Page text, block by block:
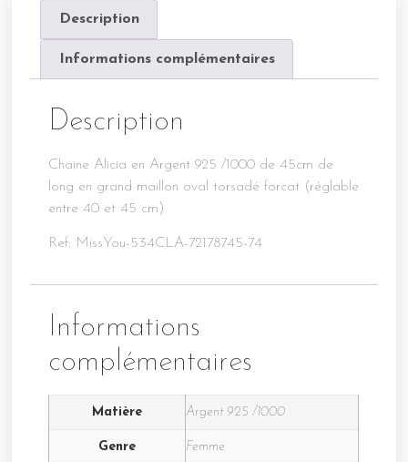
Description
Informations complémentaires
Description
Chaine Alicia en Argent 925 /1000 de 45cm de
long en grand maillon oval torsadé forcat (réglable
entre 40 et 45 cm)
Ref: MissYou-534CLA-72178745-74
Informations
complémentaires
Matière Argent 925 /1000
Genre Femme